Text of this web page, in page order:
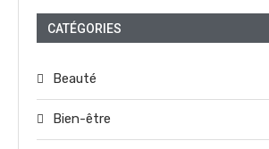
CATÉGORIES
Beauté
Bien-être